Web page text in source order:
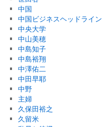
中国
中国ビジネスヘッドライン
中央大学
中山美穂
中島知子
中島裕翔
中澤佑二
中田早耶
中野
主婦
久保田裕之
久留米